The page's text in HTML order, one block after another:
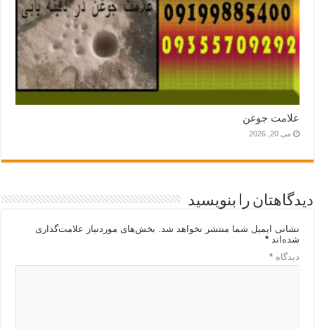
علامت جوغن
می 20, 2026
دیدگاهتان را بنویسید
نشانی ایمیل شما منتشر نخواهد شد.
بخش‌های موردنیاز علامت‌گذاری
شده‌اند*
دیدگاه*